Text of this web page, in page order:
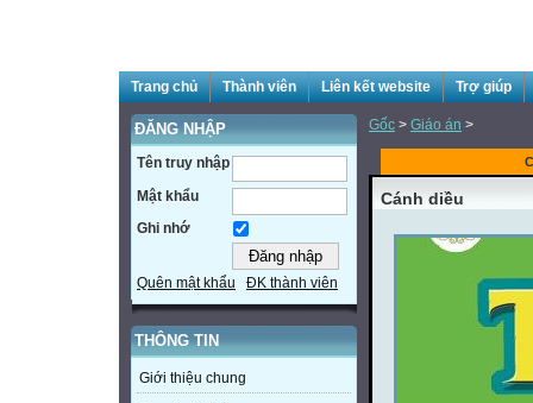
Trang chủ Thành viên Liên kết website Trợ giúp
ĐĂNG NHẬP
Tên truy nhập
Mật khẩu
Ghi nhớ
Quên mật khẩu ĐK thành viên
THÔNG TIN
Giới thiệu chung
Gốc > Giáo án >
Cánh diều